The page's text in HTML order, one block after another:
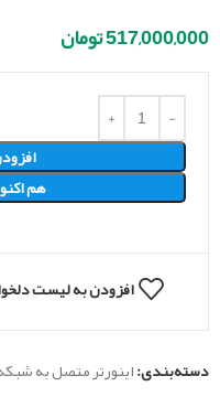
517,000,000تومان
هم
افزودن به لیست
دسته‌بندی:اینورتر متصل به